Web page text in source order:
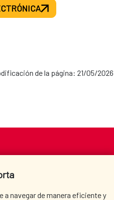
de la página: 21/05/2026
a navegar de manera eficiente y